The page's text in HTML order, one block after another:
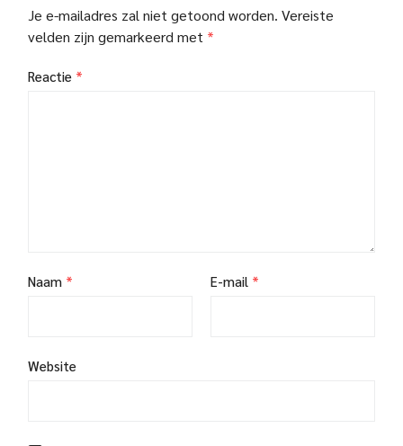
Je e-mailadres zal niet getoond worden. Vereiste
velden zijn gemarkeerd met *
Reactie *
Naam * E-mail *
Website